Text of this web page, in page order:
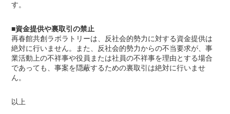
す。
■資金提供や裏取引の禁止
再春館共創ラボラトリーは、反社会的勢力に対する資金提供は
絶対に行いません。また、反社会的勢力からの不当要求が、事
業活動上の不祥事や役員または社員の不祥事を理由とする場合
であっても、事案を隠蔽するための裏取引は絶対に行いませ
ん。
以上